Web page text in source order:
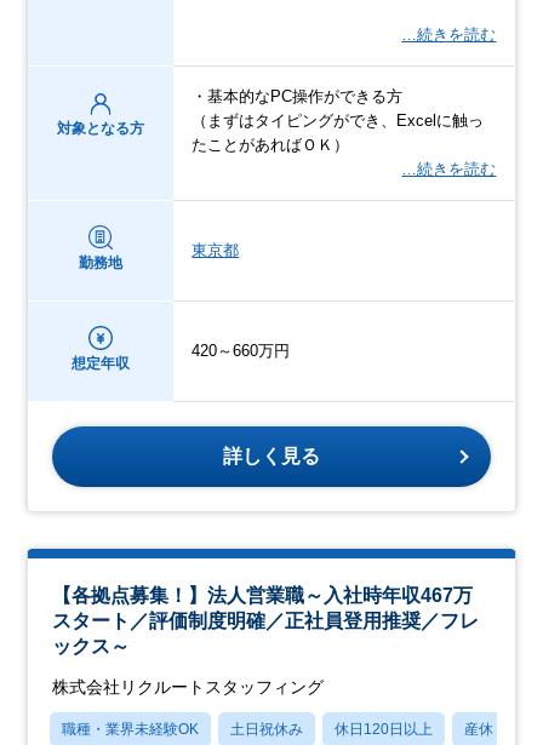
…続きを読む
対象となる方
・基本的なPC操作ができる方
（まずはタイピングができ、Excelに触っ
たことがあればＯＫ）
…続きを読む
勤務地
東京都
想定年収
420～660万円
詳しく見る
【各拠点募集！】法人営業職～入社時年収467万
スタート／評価制度明確／正社員登用推奨／フレ
ックス～
株式会社リクルートスタッフィング
職種・業界未経験OK 土日祝休み 休日120日以上 産休・育休